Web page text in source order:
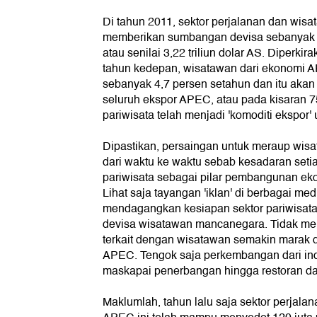
Di tahun 2011, sektor perjalanan dan
memberikan sumbangan devisa
atau senilai 3,22 triliun dolar AS.
tahun kedepan, wisatawan dari ekonomi
sebanyak 4,7 persen setahun dan itu
seluruh ekspor APEC, atau pada kisaran
pariwisata telah menjadi 'komoditi ekspor'
Dipastikan, persaingan untuk meraup
dari waktu ke waktu sebab kesadaran
pariwisata sebagai pilar pembangunan
Lihat saja tayangan 'iklan' di berbagai
mendagangkan kesiapan sektor
devisa wisatawan mancanegara. Tidak
terkait dengan wisatawan semakin marak
APEC. Tengok saja perkembangan dari
maskapai penerbangan hingga restoran
Maklumlah, tahun lalu saja sektor